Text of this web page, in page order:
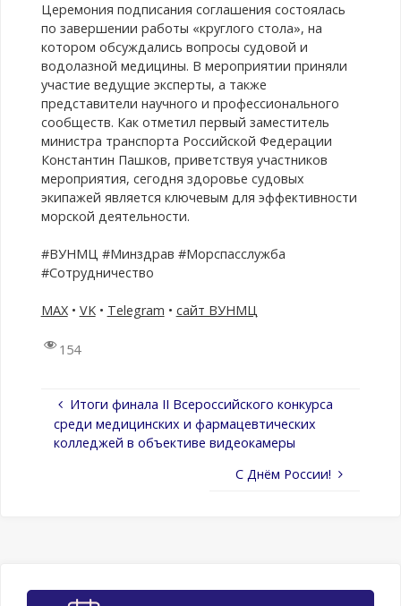
Церемония подписания соглашения состоялась
по завершении работы «круглого стола», на
котором обсуждались вопросы судовой и
водолазной медицины. В мероприятии приняли
участие ведущие эксперты, а также
представители научного и профессионального
сообществ. Как отметил первый заместитель
министра транспорта Российской Федерации
Константин Пашков, приветствуя участников
мероприятия, сегодня здоровье судовых
экипажей является ключевым для эффективности
морской деятельности.
#ВУНМЦ #Минздрав #Морспасслужба
#Сотрудничество
МАХ• VK• Telegram • сайт ВУНМЦ
154
Итоги финала II Всероссийского конкурса
среди медицинских и фармацевтических
колледжей в объективе видеокамеры
С Днём России!